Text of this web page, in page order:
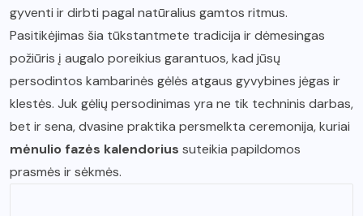
gyventi ir dirbti pagal natūralius gamtos ritmus.
Pasitikėjimas šia tūkstantmete tradicija ir dėmesingas
požiūris į augalo poreikius garantuos, kad jūsų
persodintos kambarinės gėlės atgaus gyvybines jėgas ir
klestės. Juk gėlių persodinimas yra ne tik techninis darbas,
bet ir sena, dvasine praktika persmelkta ceremonija, kuriai
mėnulio fazės kalendorius suteikia papildomos
prasmės ir sėkmės.